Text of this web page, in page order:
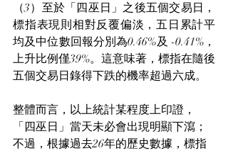
（3）至於「四巫日」之後五個交易日，
標指表現則相對反覆偏淡，五日累計平
均及中位數回報分別為0.46%及 -0.41%，
上升比例僅39%。這意味著，標指在隨後
五個交易日錄得下跌的機率超過六成。
整體而言，以上統計某程度上印證，
「四巫日」當天未必會出現明顯下瀉；
不過，根據過去26年的歷史數據，標指